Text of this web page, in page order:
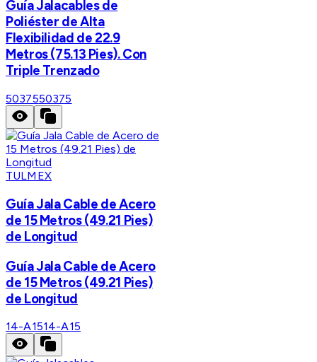
Guía Jalacables de
Poliéster de Alta
Flexibilidad de 22.9
Metros (75.13 Pies). Con
Triple Trenzado
5037550375
TULMEX
Guía Jala Cable de Acero
de 15 Metros (49.21 Pies)
de Longitud
Guía Jala Cable de Acero
de 15 Metros (49.21 Pies)
de Longitud
14-A1514-A15